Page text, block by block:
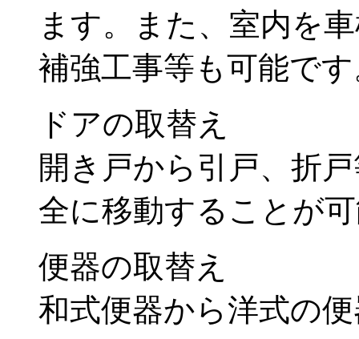
ます。また、室内を
補強工事等も可能で
ドアの取替え
開き戸から引戸、折
全に移動することが
便器の取替え
和式便器から洋式の